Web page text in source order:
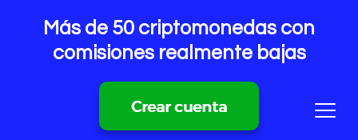
Más de 50 criptomonedas con
comisiones realmente bajas
Crear cuenta